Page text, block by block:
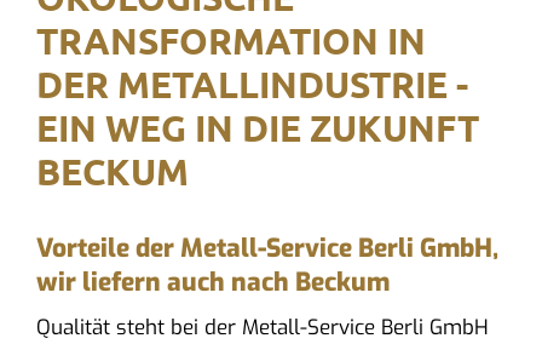
TRANSFORMATION IN
DER METALLINDUSTRIE -
EIN WEG IN DIE ZUKUNFT
BECKUM
Vorteile der Metall-Service Berli GmbH,
wir liefern auch nach Beckum
Qualität steht bei der Metall-Service Berli GmbH